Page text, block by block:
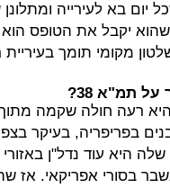
יום בא לעירייה
יקבל את הטופס הוא
מקומי תומך
תמ"א 38?
רעה חולה שקמה מתוך
בפריפריה, בעיקר
היא עוד נדל"ן
בסורי אפריקאי. אז